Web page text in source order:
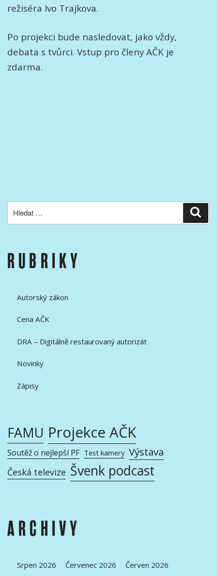
režiséra Ivo Trajkova.
Po projekci bude nasledovat, jako vždy,
debata s tvůrci. Vstup pro členy AČK je
zdarma.
RUBRIKY
Autorský zákon
Cena AČK
DRA – Digitálně restaurovaný autorizát
Novinky
Zápisy
FAMU Projekce AČK
Soutěž o nejlepší PF Test kamery Výstava
Česká televize Švenk podcast
ARCHIVY
Srpen 2026 Červenec 2026 Červen 2026